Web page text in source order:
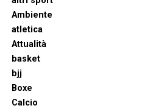
Ambiente
atletica
Attualità
basket
bjj
Boxe
Calcio